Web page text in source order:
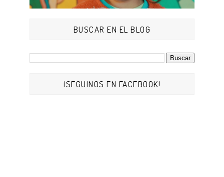
BUSCAR EN EL BLOG
¡SEGUINOS EN FACEBOOK!